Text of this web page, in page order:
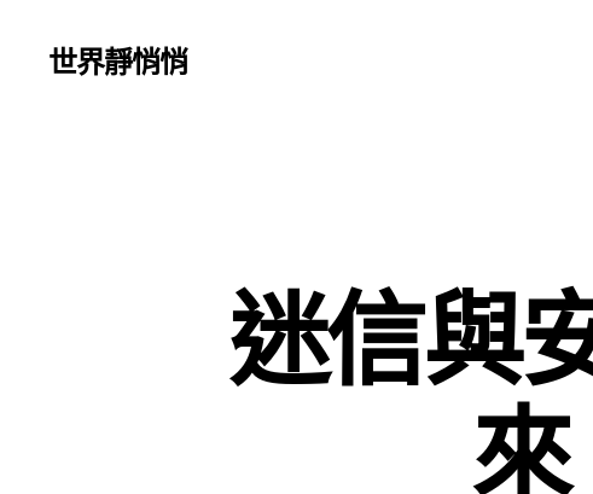
世界靜悄悄
迷信與